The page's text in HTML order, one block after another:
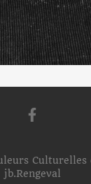
Culturelles
jb.Rengeval